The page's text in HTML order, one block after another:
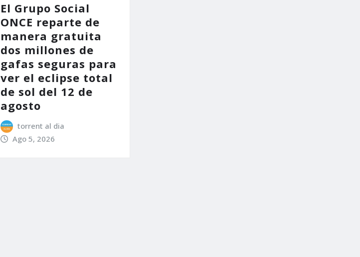
El Grupo Social
ONCE reparte de
manera gratuita
dos millones de
gafas seguras para
ver el eclipse total
de sol del 12 de
agosto
torrent al dia
Ago 5, 2026